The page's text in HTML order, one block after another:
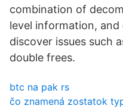
combination of
level information,
discover issues such
double frees.
btc na pak rs
čo znamená zostatok